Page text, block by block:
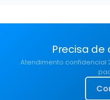
Precisa
Atendimento confidencial